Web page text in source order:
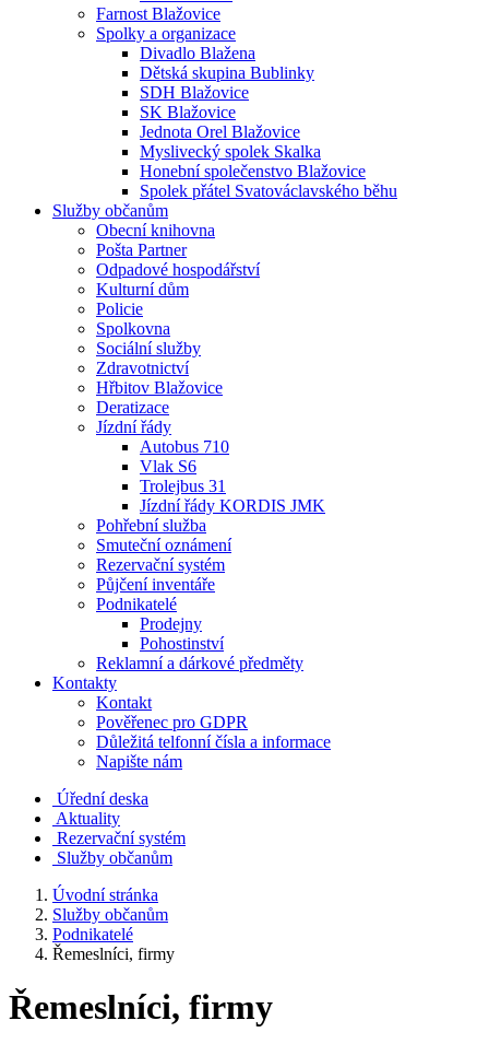
Farnost Blažovice
Spolky a organizace
Divadlo Blažena
Dětská skupina Bublinky
SDH Blažovice
SK Blažovice
Jednota Orel Blažovice
Myslivecký spolek Skalka
Honební společenstvo Blažovice
Spolek přátel Svatováclavského běhu
Služby občanům
Obecní knihovna
Pošta Partner
Odpadové hospodářství
Kulturní dům
Policie
Spolkovna
Sociální služby
Zdravotnictví
Hřbitov Blažovice
Deratizace
Jízdní řády
Autobus 710
Vlak S6
Trolejbus 31
Jízdní řády KORDIS JMK
Pohřební služba
Smuteční oznámení
Rezervační systém
Půjčení inventáře
Podnikatelé
Prodejny
Pohostinství
Reklamní a dárkové předměty
Kontakty
Kontakt
Pověřenec pro GDPR
Důležitá telfonní čísla a informace
Napište nám
Úřední deska
Aktuality
Rezervační systém
Služby občanům
Úvodní stránka
Služby občanům
Podnikatelé
Řemeslníci, firmy
Řemeslníci, firmy